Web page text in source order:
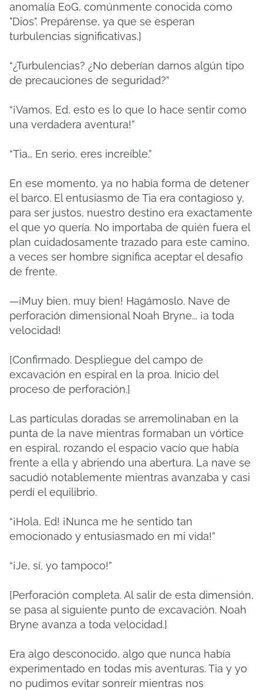
anomalía EoG, comúnmente conocida como
"Dios". Prepárense, ya que se esperan
turbulencias significativas.]
“¿Turbulencias? ¿No deberían darnos algún tipo
de precauciones de seguridad?”
“¡Vamos, Ed, esto es lo que lo hace sentir como
una verdadera aventura!”
“Tia… En serio, eres increíble.”
En ese momento, ya no había forma de detener
el barco. El entusiasmo de Tia era contagioso y,
para ser justos, nuestro destino era exactamente
el que yo quería. No importaba de quién fuera el
plan cuidadosamente trazado para este camino,
a veces ser hombre significa aceptar el desafío
de frente.
—¡Muy bien, muy bien! Hagámoslo. Nave de
perforación dimensional Noah Bryne... ¡a toda
velocidad!
[Confirmado. Despliegue del campo de
excavación en espiral en la proa. Inicio del
proceso de perforación.]
Las partículas doradas se arremolinaban en la
punta de la nave mientras formaban un vórtice
en espiral, rozando el espacio vacío que había
frente a ella y abriendo una abertura. La nave se
sacudió notablemente mientras avanzaba y casi
perdí el equilibrio.
“¡Hola, Ed! ¡Nunca me he sentido tan
emocionado y entusiasmado en mi vida!”
“¡Je, sí, yo tampoco!”
[Perforación completa. Al salir de esta dimensión,
se pasa al siguiente punto de excavación. Noah
Bryne avanza a toda velocidad.]
Era algo desconocido, algo que nunca había
experimentado en todas mis aventuras. Tia y yo
no pudimos evitar sonreír mientras nos